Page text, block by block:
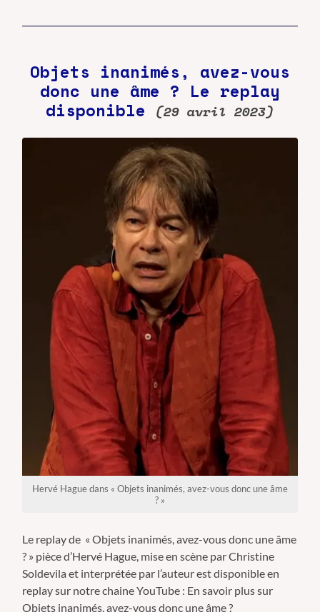
Objets inanimés, avez-vous
donc une âme ? Le replay
disponible
(29 avril 2023)
Hervé Hague dans « Objets inanimés, avez-vous donc une âme
? »
Le replay de « Objets inanimés, avez-vous donc une âme
? » pièce d’Hervé Hague, mise en scène par Christine
Soldevila et interprétée par l’auteur est disponible en
replay sur notre chaine YouTube : En savoir plus sur
Objets inanimés, avez-vous donc une âme ?